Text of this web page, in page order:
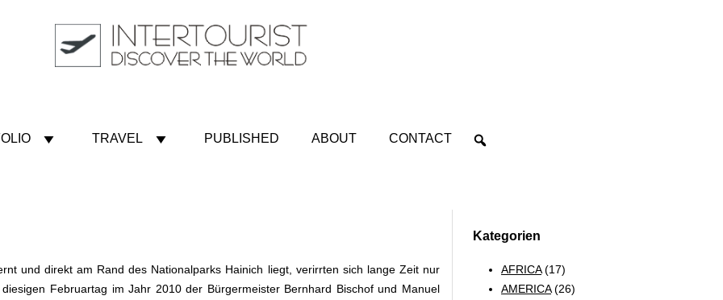
TRAVEL PUBLISHED ABOUT CONTACT
und direkt am Rand des Nationalparks Hainich liegt, verirrten sich lange Zeit nur
Februartag im Jahr 2010 der Bürgermeister Bernhard Bischof und Manuel
Kategorien
AFRICA(17)
AMERICA(26)